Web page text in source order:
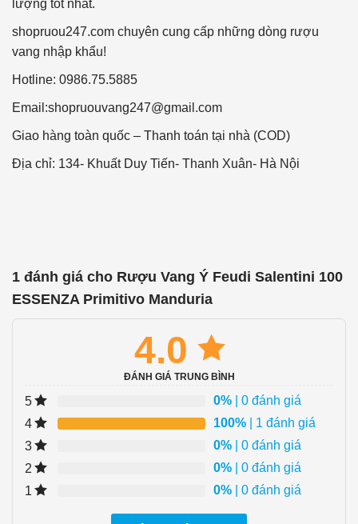
lượng tốt nhất.
shopruou247.com chuyên cung cấp những dòng rượu
vang nhập khẩu!
Hotline: 0986.75.5885
Email:shopruouvang247@gmail.com
Giao hàng toàn quốc – Thanh toán tại nhà (COD)
Địa chỉ: 134- Khuất Duy Tiến- Thanh Xuân- Hà Nội
1 đánh giá cho Rượu Vang Ý Feudi Salentini 100
ESSENZA Primitivo Manduria
4.0
ĐÁNH GIÁ TRUNG BÌNH
5 0% | 0 đánh giá
4
100% | 1 đánh giá
3
0% | 0 đánh giá
2
0% | 0 đánh giá
1
0% | 0 đánh giá